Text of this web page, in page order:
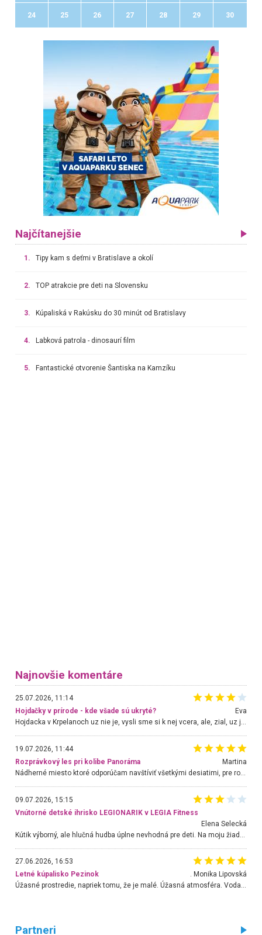
24 25 26 27 28 29 30
Najčítanejšie
1. Tipy kam s deťmi v Bratislave a okolí
2. TOP atrakcie pre deti na Slovensku
3. Kúpaliská v Rakúsku do 30 minút od Bratislavy
4. Labková patrola - dinosaurí film
5. Fantastické otvorenie Šantiska na Kamzíku
Najnovšie komentáre
25.07.2026, 11:14
Hojdačky v prírode - kde všade sú ukryté?
Eva
Hojdacka v Krpelanoch uz nie je, vysli sme si k nej vcera, ale, zial, uz je znicena. Ak sem planujete cestu len kvoli hojdacke, mozete si ju usetrit. Krasny vyhlad je tu vsak aj bez hojdacky :-)
19.07.2026, 11:44
Rozprávkový les pri kolibe Panoráma
Martina
Nádherné miesto ktoré odporúčam navštíviť všetkými desiatimi, pre rodiny s deťmi, dôchodcom... Proste a jednoducho ozaj rozprávkový les.. určite ešte prídeme. Odniesli sme si na pamiatku krásne tričká,
09.07.2026, 15:15
Vnútorné detské ihrisko LEGIONARIK v LEGIA Fitness
Elena Selecká
27.06.2026, 16:53
Letné kúpalisko Pezinok
. Monika Lipovská
Úžasné prostredie, napriek tomu, že je malé. Úžasná atmosféra. Voda fantastická a nádherná. Ľudí je pomerne veľa, ale su mili a ohľaduplní. Je veľmi zaujímavé sledovať, ako dokážu spolu športovať cudzí ľudia a bez ohľadu na vek. Vládne tu pohoda. Vnuka neviem dostať z vody. Ďakujem za krásny deň . Urcite sa sem vrátim. Jediný problém je s parkovaním, ale aj ten sa mi podarilo vyriešiť. Monika Bratislava
Partneri